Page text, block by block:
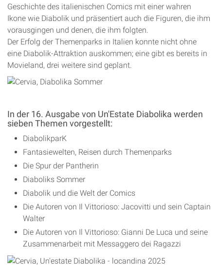
Geschichte des italienischen Comics mit einer wahren
Ikone wie Diabolik und präsentiert auch die Figuren, die ihm
vorausgingen und denen, die ihm folgten.
Der Erfolg der Themenparks in Italien konnte nicht ohne
eine Diabolik-Attraktion auskommen; eine gibt es bereits in
Movieland, drei weitere sind geplant.
In der 16. Ausgabe von Un'Estate Diabolika werden
sieben Themen vorgestellt:
DiabolikparK
Fantasiewelten, Reisen durch Themenparks
Die Spur der Pantherin
Diaboliks Sommer
Diabolik und die Welt der Comics
Die Autoren von Il Vittorioso: Jacovitti und sein Captain
Walter
Die Autoren von Il Vittorioso: Gianni De Luca und seine
Zusammenarbeit mit Messaggero dei Ragazzi